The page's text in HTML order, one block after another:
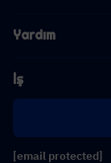
Yardım
İş
[email protected]